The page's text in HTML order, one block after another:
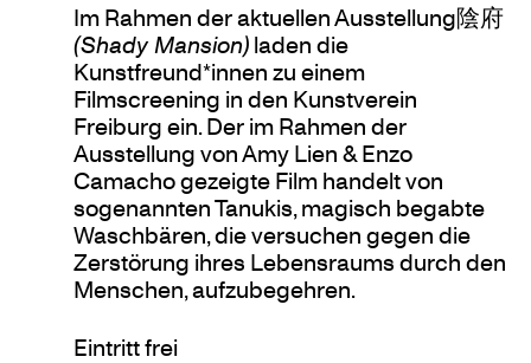
Im Rahmen der aktuellen Ausstellung陰府
(Shady Mansion)laden die
Kunstfreund*innen zu einem
Filmscreening in den Kunstverein
Freiburg ein. Der im Rahmen der
Ausstellung von Amy Lien & Enzo
Camacho gezeigte Film handelt von
sogenannten Tanukis, magisch begabte
Waschbären, die versuchen gegen die
Zerstörung ihres Lebensraums durch den
Menschen, aufzubegehren.
Eintritt frei